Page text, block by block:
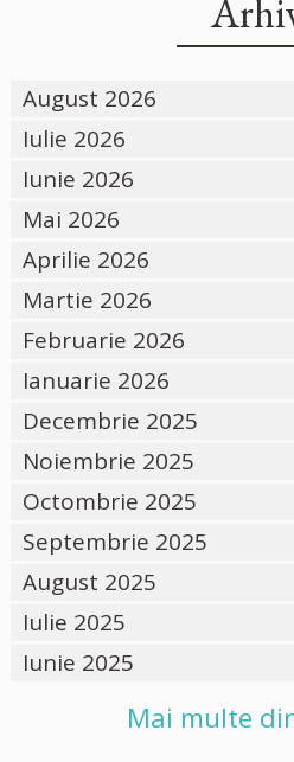
August 2026
Iulie 2026
Iunie 2026
Mai 2026
Aprilie 2026
Martie 2026
Februarie 2026
Ianuarie 2026
Decembrie 2025
Noiembrie 2025
Octombrie 2025
Septembrie 2025
August 2025
Iulie 2025
Iunie 2025
Mai multe